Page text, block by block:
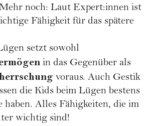
noch: Laut Expert:innen ist
Fähigkeit für das spätere
setzt sowohl
in das Gegenüber als
voraus. Auch Gestik
die Kids beim Lügen bestens
Alles Fähigkeiten, die im
wichtig sind!